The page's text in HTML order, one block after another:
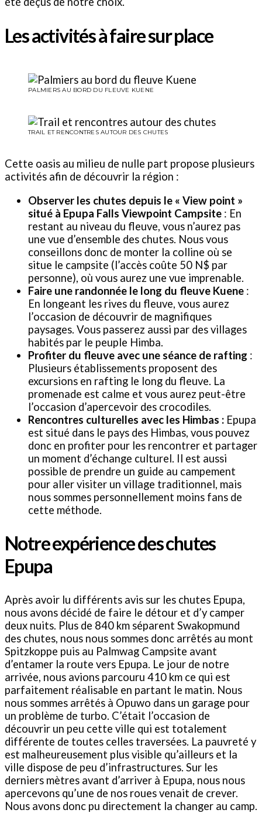
Les activités à faire sur place
PALMIERS AU BORD DU FLEUVE KUENE
TRAIL ET RENCONTRES AUTOUR DES CHUTES
Cette oasis au milieu de nulle part propose plusieurs
activités afin de découvrir la région :
Observer les chutes depuis le « View point »
situé à Epupa Falls Viewpoint Campsite : En
restant au niveau du fleuve, vous n’aurez pas
une vue d’ensemble des chutes. Nous vous
conseillons donc de monter la colline où se
situe le campsite (l’accès coûte 50 N$ par
personne), où vous aurez une vue imprenable.
Faire une randonnée le long du fleuve Kuene :
En longeant les rives du fleuve, vous aurez
l’occasion de découvrir de magnifiques
paysages. Vous passerez aussi par des villages
habités par le peuple Himba.
Profiter du fleuve avec une séance de rafting :
Plusieurs établissements proposent des
excursions en rafting le long du fleuve. La
promenade est calme et vous aurez peut-être
l’occasion d’apercevoir des crocodiles.
Rencontres culturelles avec les Himbas : Epupa
est situé dans le pays des Himbas, vous pouvez
donc en profiter pour les rencontrer et partager
un moment d’échange culturel. Il est aussi
possible de prendre un guide au campement
pour aller visiter un village traditionnel, mais
nous sommes personnellement moins fans de
cette méthode.
Notre expérience des chutes
Epupa
Après avoir lu différents avis sur les chutes Epupa,
nous avons décidé de faire le détour et d’y camper
deux nuits. Plus de 840 km séparent Swakopmund
des chutes, nous nous sommes donc arrêtés au mont
Spitzkoppe puis au Palmwag Campsite avant
d’entamer la route vers Epupa. Le jour de notre
arrivée, nous avions parcouru 410 km ce qui est
parfaitement réalisable en partant le matin. Nous
nous sommes arrêtés à Opuwo dans un garage pour
un problème de turbo. C’était l’occasion de
découvrir un peu cette ville qui est totalement
différente de toutes celles traversées. La pauvreté y
est malheureusement plus visible qu’ailleurs et la
ville dispose de peu d’infrastructures. Sur les
derniers mètres avant d’arriver à Epupa, nous nous
apercevons qu’une de nos roues venait de crever.
Nous avons donc pu directement la changer au camp.